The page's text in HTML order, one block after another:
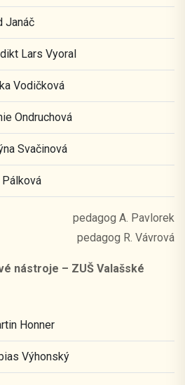
Janáč
Lars Vyoral
Vodičková
Ondruchová
Svačinová
Pálková
pedagog A. Pavlorek
pedagog R. Vávrová
nástroje – ZUŠ Valašské
Honner
Výhonský